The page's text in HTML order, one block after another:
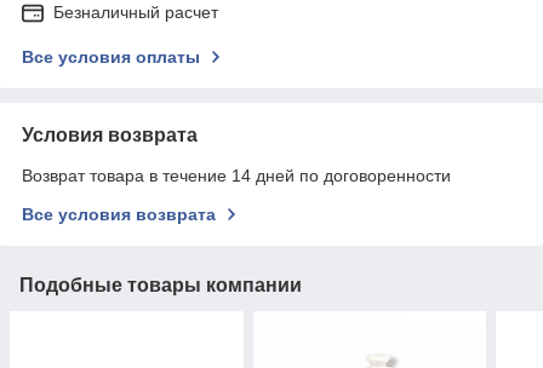
Безналичный расчет
Все условия оплаты
Условия возврата
Возврат товара в течение 14 дней по договоренности
Все условия возврата
Подобные товары компании